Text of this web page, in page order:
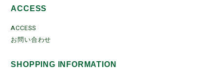
ACCESS
ACCESS
お問い合わせ
SHOPPING INFORMATION